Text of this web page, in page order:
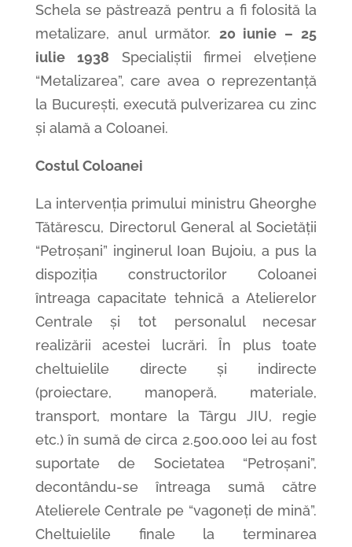
Schela se păstrează pentru a fi folosită la
metalizare, anul următor.
20 iunie – 25
iulie 1938
Specialiștii firmei elvețiene
“Metalizarea”, care avea o reprezentanță
la București, execută pulverizarea cu zinc
și alamă a Coloanei.
Costul Coloanei
La intervenția primului ministru Gheorghe
Tătărescu, Directorul General al Societății
“Petroșani” inginerul Ioan Bujoiu, a pus la
dispoziția constructorilor Coloanei
întreaga capacitate tehnică a Atelierelor
Centrale și tot personalul necesar
realizării acestei lucrări. În plus toate
cheltuielile directe și indirecte
(proiectare, manoperă, materiale,
transport, montare la Târgu JIU, regie
etc.) în sumă de circa 2.500.000 lei au fost
suportate de Societatea “Petroșani”,
decontându-se întreaga sumă către
Atelierele Centrale pe “vagoneți de mină”.
Cheltuielile finale la terminarea